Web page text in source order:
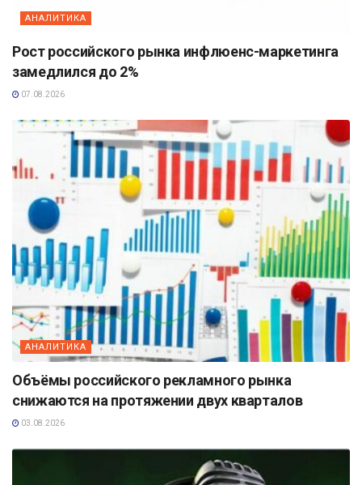
АНАЛИТИКА
Рост российского рынка инфлюенс-маркетинга
замедлился до 2%
07.08.2026
АНАЛИТИКА
Объёмы российского рекламного рынка
снижаются на протяжении двух кварталов
03.08.2026